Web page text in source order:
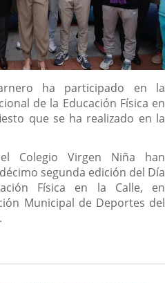
ha participado en la
de la Educación Física en
que se ha realizado en la
Colegio Virgen Niña han
segunda edición del Día
Física en la Calle, en
Municipal de Deportes del